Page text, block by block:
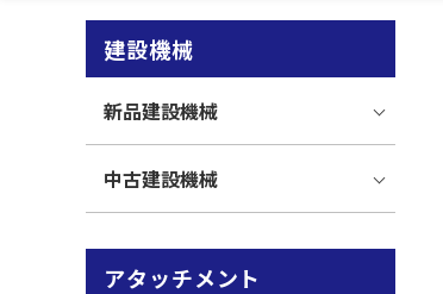
建設機械
新品建設機械
中古建設機械
アタッチメント